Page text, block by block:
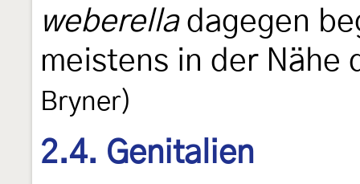
weberelladagegen
meistens in der
Bryner)
2.4. Genitalien